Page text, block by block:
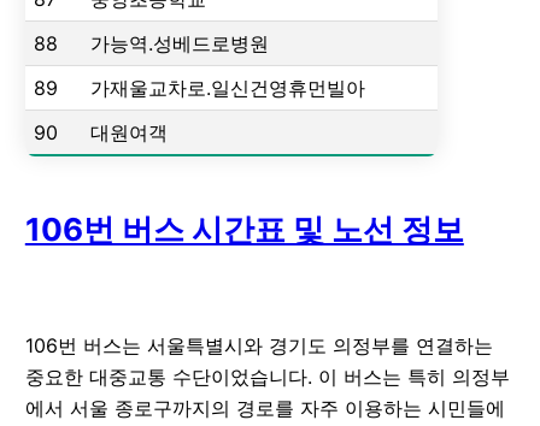
88
가능역.성베드로병원
89
가재울교차로.일신건영휴먼빌아
90
대원여객
106번 버스 시간표 및 노선 정보
106번 버스는 서울특별시와 경기도 의정부를 연결하는
중요한 대중교통 수단이었습니다. 이 버스는 특히 의정부
에서 서울 종로구까지의 경로를 자주 이용하는 시민들에